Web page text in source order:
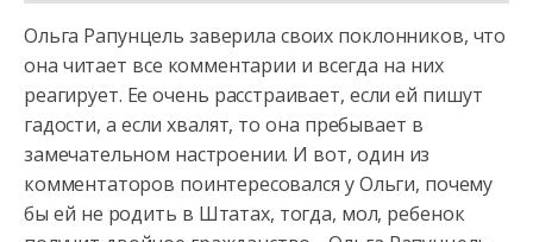
Ольга Рапунцель заверила своих поклонников, что
она читает все комментарии и всегда на них
реагирует. Ее очень расстраивает, если ей пишут
гадости, а если хвалят, то она пребывает в
замечательном настроении. И вот, один из
комментаторов поинтересовался у Ольги, почему
бы ей не родить в Штатах, тогда, мол, ребенок